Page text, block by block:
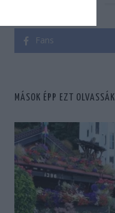
Fans
MÁSOK ÉPP EZT OLVASSÁK